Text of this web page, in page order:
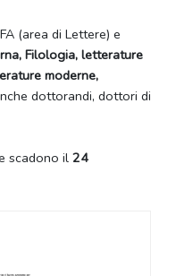
(area di Lettere) e
Filologia, letterature
moderne,
dottorandi, dottori di
scadono il 24